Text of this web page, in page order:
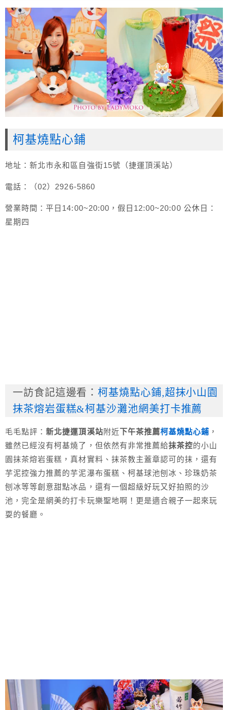
柯基燒點心鋪
地址：新北市永和區自強街15號（捷運頂溪站）
電話：（02）2926-5860
營業時間：平日14:00~20:00，假日12:00~20:00 公休日：
星期四
一訪食記這邊看：柯基燒點心鋪,超抹小山園
抹茶熔岩蛋糕&柯基沙灘池網美打卡推薦
毛毛點評：新北捷運頂溪站附近下午茶推薦柯基燒點心鋪 ，
雖然已經沒有柯基燒了，但依然有非常推薦給抹茶控的小山
園抹茶熔岩蛋糕，真材實料、抹茶教主蓋章認可的抹，還有
芋泥控強力推薦的芋泥瀑布蛋糕、柯基球池刨冰、珍珠奶茶
刨冰等等創意甜點冰品，還有一個超級好玩又好拍照的沙
池，完全是網美的打卡玩樂聖地啊！更是適合親子一起來玩
耍的餐廳。